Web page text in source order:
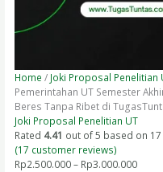
Home / Joki Proposal Penelitian
Pemerintahan UT Semester
Beres Tanpa Ribet di
Joki Proposal Penelitian UT
Rated 4.41 out of 5 based on 17
(17 customer reviews)
Rp2.500.000 – Rp3.000.000